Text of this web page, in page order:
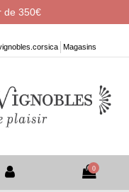
de 350€
Magasins
0